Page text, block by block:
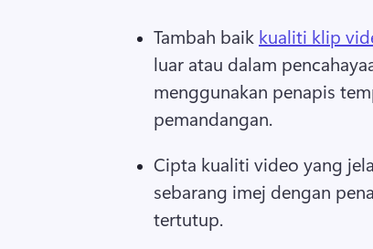
Tambah baik kualiti klip
luar atau dalam
menggunakan penapis
pemandangan.
Cipta kualiti video yang
sebarang imej dengan
tertutup.